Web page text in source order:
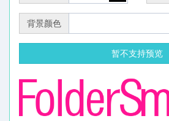
背景颜色
暂不支持预览